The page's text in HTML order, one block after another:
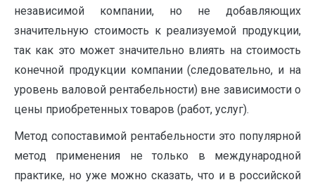
независимой компании, но не добавляющих
значительную стоимость к реализуемой продукции,
так как это может значительно влиять на стоимость
конечной продукции компании (следовательно, и на
уровень валовой рентабельности) вне зависимости о
цены приобретенных товаров (работ, услуг).
Метод сопоставимой рентабельности это популярной
метод применения не только в международной
практике, но уже можно сказать, что и в российской